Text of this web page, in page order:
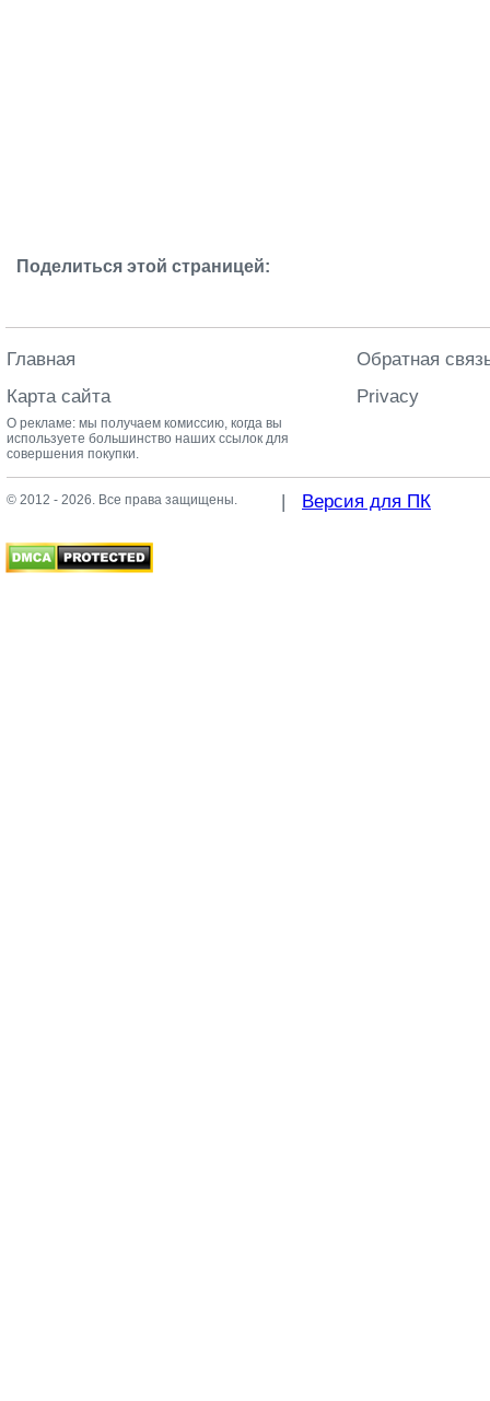
Поделиться этой страницей:
Главная
Карта сайта
Обратная
Privacy
О рекламе: мы получаем комиссию, когда вы
используете большинство наших ссылок для
совершения покупки.
© 2012 - 2026. Все права защищены. | Версия для ПК